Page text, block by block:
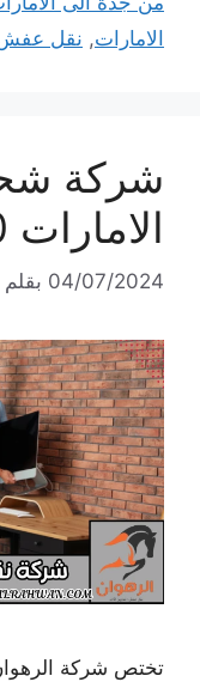
الامارات, نقل عفش
شركة
الامارات 0560533140
04/07/2024 بقلم
تختص شركة